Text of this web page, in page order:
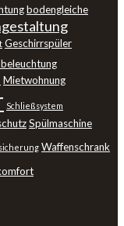
bodengleiche
Geschirrspüler
Mietwohnung
Schließsystem
Spülmaschine
Waffenschrank